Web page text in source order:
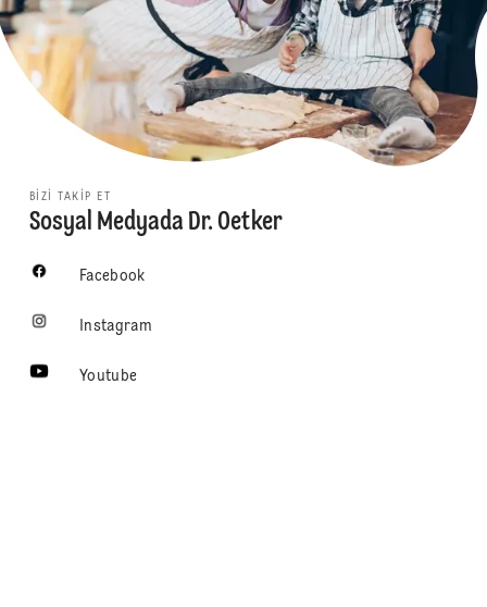
BIZI TAKIP ET
Sosyal Medyada Dr. Oetker
Facebook
Instagram
Youtube